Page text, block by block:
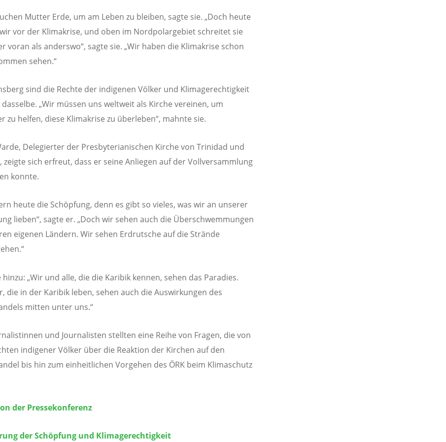
Mutter Erde, um am Leben zu bleiben, sagte sie. „Doch heute
vor der Klimakrise, und oben im Nordpolargebiet schreitet sie
voran als anderswo“, sagte sie. „Wir haben die Klimakrise schon
sehen.“
sind die Rechte der indigenen Völker und Klimagerechtigkeit
„Wir müssen uns weltweit als Kirche vereinen, um
zu helfen, diese Klimakrise zu überleben“, mahnte sie.
Delegierter der Presbyterianischen Kirche von Trinidad und
zeigte sich erfreut, dass er seine Anliegen auf der Vollversammlung
konnte.
heute die Schöpfung, denn es gibt so vieles, was wir an unserer
lieben“, sagte er. „Doch wir sehen auch die Überschwemmungen
eigenen Ländern. Wir sehen Erdrutsche auf die Strände
hinzu: „Wir und alle, die die Karibik kennen, sehen das Paradies.
die in der Karibik leben, sehen auch die Auswirkungen des
mitten unter uns.“
und Journalisten stellten eine Reihe von Fragen, die von
indigener Völker über die Reaktion der Kirchen auf den
bis hin zum einheitlichen Vorgehen des ÖRK beim Klimaschutz
der Pressekonferenz
der Schöpfung und Klimagerechtigkeit